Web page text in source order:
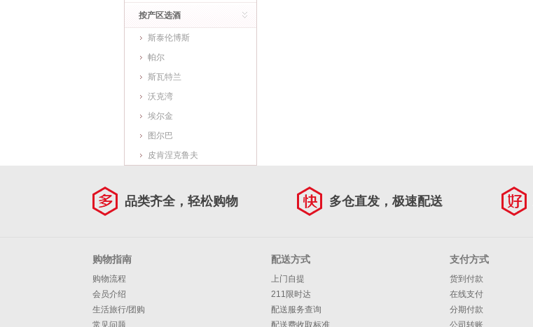
按产区选酒
斯泰伦博斯
帕尔
斯瓦特兰
沃克湾
埃尔金
图尔巴
皮肯涅克鲁夫
品类齐全，轻松购物 多仓直发，极速配送
购物指南
购物流程
会员介绍
生活旅行/团购
常见问题
配送方式
上门自提
211限时达
配送服务查询
配送费收取标准
支付方式
货到付款
在线支付
分期付款
公司转账